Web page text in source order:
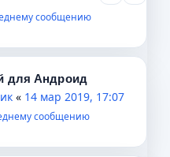
сообщению
для Андроид
« 14 мар 2019, 17:07
сообщению